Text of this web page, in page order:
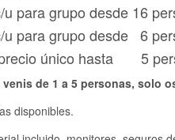
para grupo desde 16
u para grupo desde 6
único hasta 5
de 1 a 5 personas, solo
disponibles.